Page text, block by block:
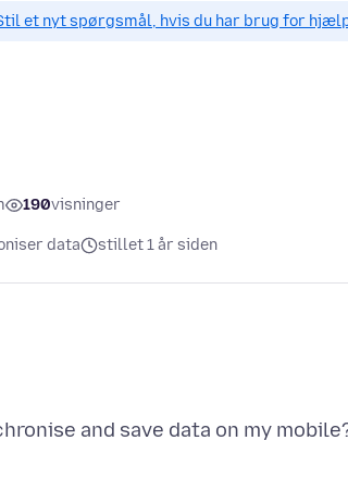
et nyt spørgsmål, hvis du har brug for
190visninger
data stillet 1 år siden